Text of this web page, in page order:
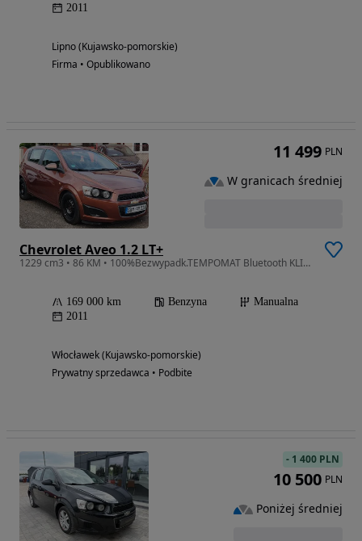
2011
Lipno (Kujawsko-pomorskie)
Firma • Opublikowano
Chevrolet Aveo 1.2 LT+
1229 cm3 • 86 KM • 100%Bezwypadk.TEMPOMAT Bluetooth KLIMA ESP TUV01.2027r
169 000 km Benzyna
Manualna
2011
Włocławek (Kujawsko-pomorskie)
Prywatny sprzedawca • Podbite
11 499 PLN
W granicach średniej
- 1 400 PLN
10 500 PLN
Poniżej średniej